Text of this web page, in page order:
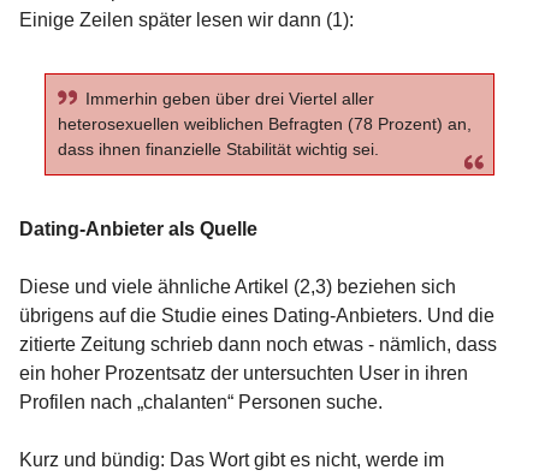
Einige Zeilen später lesen wir dann (1):
Immerhin geben über drei Viertel aller
heterosexuellen weiblichen Befragten (78 Prozent) an,
dass ihnen finanzielle Stabilität wichtig sei.
Dating-Anbieter als Quelle
Diese und viele ähnliche Artikel (2,3) beziehen sich
übrigens auf die Studie eines Dating-Anbieters. Und die
zitierte Zeitung schrieb dann noch etwas - nämlich, dass
ein hoher Prozentsatz der untersuchten User in ihren
Profilen nach „chalanten“ Personen suche.
Kurz und bündig: Das Wort gibt es nicht, werde im